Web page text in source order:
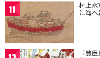
11 村上水
に海
『豊